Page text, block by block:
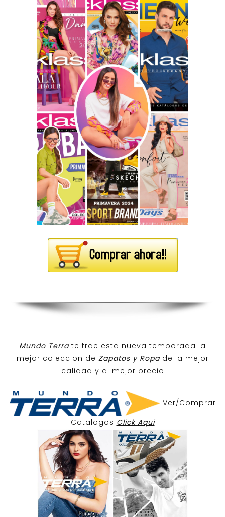
Mundo Terra te trae esta nueva temporada la
mejor coleccion de Zapatos y Ropa de la mejor
calidad y al mejor precio
Ver/Comprar
Catalogos Click Aqui